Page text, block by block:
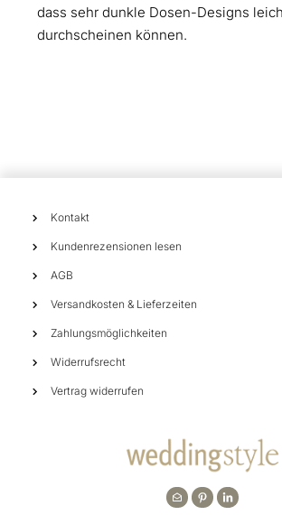
dass sehr dunkle Dosen-Designs
durchscheinen können.
Kontakt
Kundenrezensionen lesen
AGB
Versandkosten & Lieferzeiten
Zahlungsmöglichkeiten
Widerrufsrecht
Vertrag widerrufen